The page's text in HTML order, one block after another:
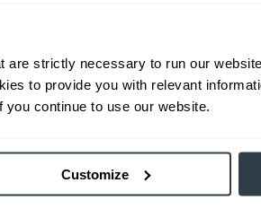
are strictly necessary to run our
to provide you with relevant
continue to use our website.
Customize